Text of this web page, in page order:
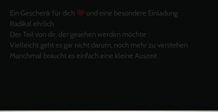
Ein Geschenk für dich
und eine besondere Einladung
Radikal ehrlich
Der Teil von dir, der gesehen werden möchte
Vielleicht geht es gar nicht darum, noch mehr zu verstehen
Manchmal braucht es einfach eine kleine Auszeit